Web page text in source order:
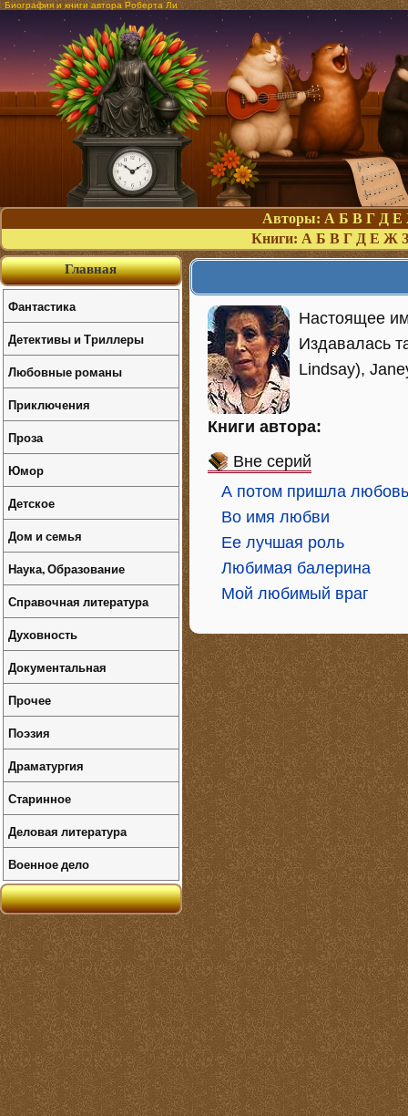
Биография и книги автора Роберта Ли
Авторы: А Б В Г Д Е
Книги: А Б В Г Д Е Ж З
Настоящее
Издавалась
Lindsay),
Книги автора:
Вне серий
А потом пришла любовь
Во имя любви
Ее лучшая роль
Любимая балерина
Мой любимый враг
Главная
Фантастика
Детективы и Триллеры
Любовные романы
Приключения
Проза
Юмор
Детское
Дом и семья
Наука, Образование
Справочная литература
Духовность
Документальная
Прочее
Поэзия
Драматургия
Старинное
Деловая литература
Военное дело